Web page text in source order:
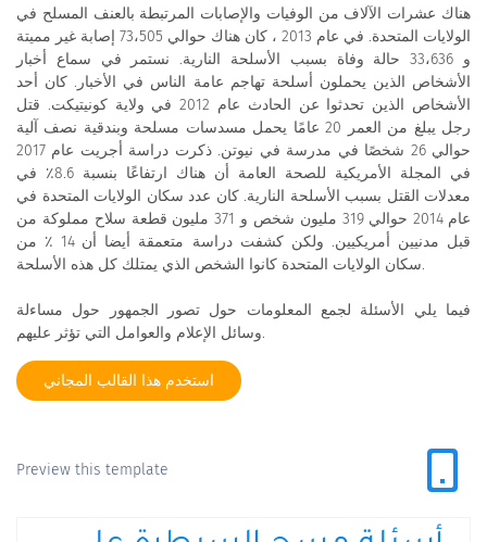
هناك عشرات الآلاف من الوفيات والإصابات المرتبطة بالعنف المسلح في
الولايات المتحدة. في عام 2013 ، كان هناك حوالي 73،505 إصابة غير مميتة
و 33،636 حالة وفاة بسبب الأسلحة النارية. نستمر في سماع أخبار
الأشخاص الذين يحملون أسلحة تهاجم عامة الناس في الأخبار. كان أحد
الأشخاص الذين تحدثوا عن الحادث عام 2012 في ولاية كونيتيكت. قتل
رجل يبلغ من العمر 20 عامًا يحمل مسدسات مسلحة وبندقية نصف آلية
حوالي 26 شخصًا في مدرسة في نيوتن. ذكرت دراسة أجريت عام 2017
في المجلة الأمريكية للصحة العامة أن هناك ارتفاعًا بنسبة 8.6٪ في
معدلات القتل بسبب الأسلحة النارية. كان عدد سكان الولايات المتحدة في
عام 2014 حوالي 319 مليون شخص و 371 مليون قطعة سلاح مملوكة من
قبل مدنيين أمريكيين. ولكن كشفت دراسة متعمقة أيضا أن 14 ٪ من
سكان الولايات المتحدة كانوا الشخص الذي يمتلك كل هذه الأسلحة.
فيما يلي الأسئلة لجمع المعلومات حول تصور الجمهور حول مساءلة
وسائل الإعلام والعوامل التي تؤثر عليهم.
استخدم هذا القالب المجاني
Preview this template